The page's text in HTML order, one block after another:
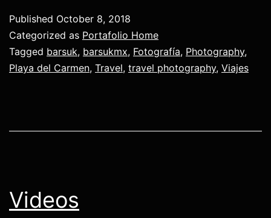
Published October 8, 2018
Categorized as Portafolio Home
Tagged barsuk, barsukmx, Fotografía, Photography,
Playa del Carmen, Travel, travel photography, Viajes
Videos